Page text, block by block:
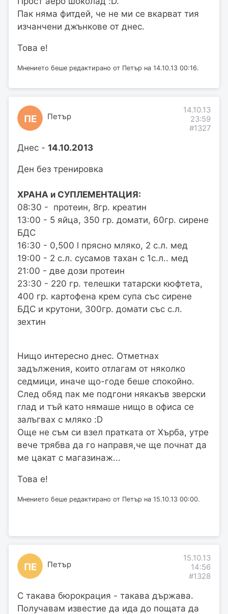
Пак няма фитдей, че не ми се вкарват тия
изчанчени джънкове от днес.
Това е!
Мнението беше редактирано от Петър на 14.10.13 00:16.
ПЕ Петър
14.10.13
23:59
#1327
Днес - 14.10.2013
Ден без тренировка
ХРАНА и СУПЛЕМЕНТАЦИЯ:
08:30 - протеин, 8гр. креатин
13:00 - 5 яйца, 350 гр. домати, 60гр. сирене
БДС
16:30 - 0,500 l прясно мляко, 2 с.л. мед
19:00 - 2 с.л. сусамов тахан с 1с.л.. мед
21:00 - две дози протеин
23:30 - 220 гр. телешки татарски кюфтета,
400 гр. картофена крем супа със сирене
БДС и крутони, 300гр. домати със с.л.
зехтин
Нищо интересно днес. Отметнах
задължения, които отлагам от няколко
седмици, иначе що-годе беше спокойно.
След обяд пак ме подгони някакъв зверски
глад и тъй като нямаше нищо в офиса се
залъгвах с мляко :D
Още не съм си взел пратката от Хърба, утре
вече трябва да го направя,че ще почнат да
ме цакат с магазинаж...
Това е!
Мнението беше редактирано от Петър на 15.10.13 00:00.
ПЕ Петър
15.10.13
14:56
#1328
С такава бюрокрация - такава държава.
Получавам известие да ида до пощата да